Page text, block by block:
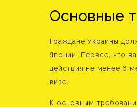
Основные
Граждане Украины
Японии. Первое, что
действия не менее 6
визе.
К основным